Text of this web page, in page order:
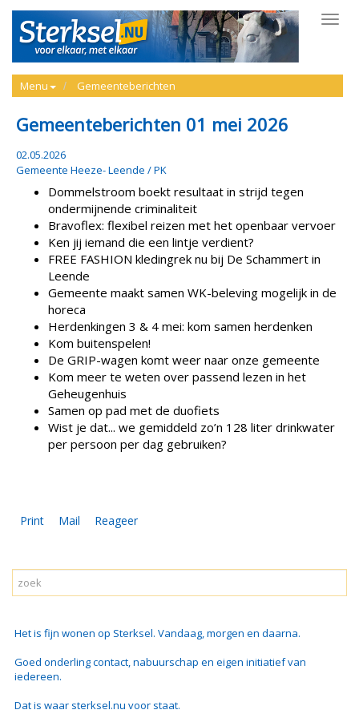
Menu Gemeenteberichten
Gemeenteberichten 01 mei 2026
02.05.2026
Gemeente Heeze- Leende / PK
Dommelstroom boekt resultaat in strijd tegen
ondermijnende criminaliteit
Bravoflex: flexibel reizen met het openbaar vervoer
Ken jij iemand die een lintje verdient?
FREE FASHION kledingrek nu bij De Schammert in
Leende
Gemeente maakt samen WK-beleving mogelijk in de
horeca
Herdenkingen 3 & 4 mei: kom samen herdenken
Kom buitenspelen!
De GRIP-wagen komt weer naar onze gemeente
Kom meer te weten over passend lezen in het
Geheugenhuis
Samen op pad met de duofiets
Wist je dat... we gemiddeld zo’n 128 liter drinkwater
per persoon per dag gebruiken?
Print Mail Reageer
Het is fijn wonen op Sterksel. Vandaag, morgen en daarna.
Goed onderling contact, nabuurschap en eigen initiatief van
iedereen.
Dat is waar sterksel.nu voor staat.